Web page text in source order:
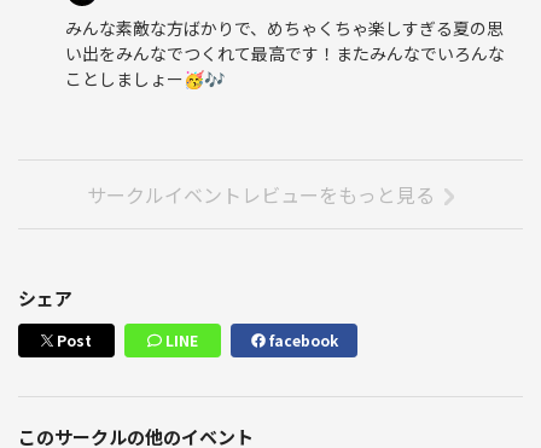
みんな素敵な方ばかりで、めちゃくちゃ楽しすぎる夏の思
い出をみんなでつくれて最高です！またみんなでいろんな
ことしましょー🥳🎶
サークルイベントレビューをもっと見る
シェア
Post LINE facebook
このサークルの他のイベント